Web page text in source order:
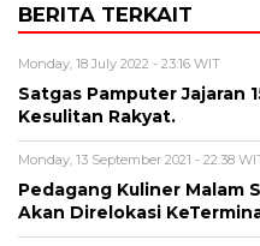
BERITA TERKAIT
Monday, 18 July 2022 - 23:16 WIT
Satgas Pamputer Jajaran
Kesulitan Rakyat.
Monday, 13 September 2021 - 22:38
Pedagang Kuliner Malam
Akan Direlokasi